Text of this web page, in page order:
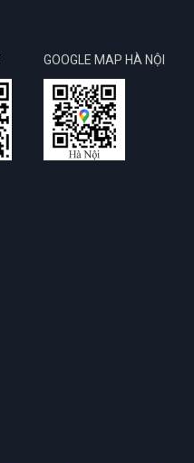
GOOGLE MAP HÀ NỘI